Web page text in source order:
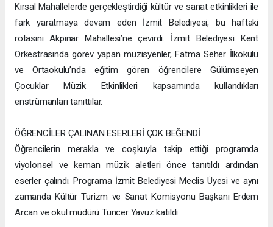
Kırsal Mahallelerde gerçekleştirdiği kültür ve sanat etkinlikleri ile
fark yaratmaya devam eden İzmit Belediyesi, bu haftaki
rotasını Akpınar Mahallesi’ne çevirdi. İzmit Belediyesi Kent
Orkestrasında görev yapan müzisyenler, Fatma Seher İlkokulu
ve Ortaokulu’nda eğitim gören öğrencilere Gülümseyen
Çocuklar Müzik Etkinlikleri kapsamında kullandıkları
enstrümanları tanıttılar.
ÖĞRENCİLER ÇALINAN ESERLERİ ÇOK BEĞENDİ
Öğrencilerin merakla ve coşkuyla takip ettiği programda
viyolonsel ve keman müzik aletleri önce tanıtıldı ardından
eserler çalındı. Programa İzmit Belediyesi Meclis Üyesi ve aynı
zamanda Kültür Turizm ve Sanat Komisyonu Başkanı Erdem
Arcan ve okul müdürü Tuncer Yavuz katıldı.